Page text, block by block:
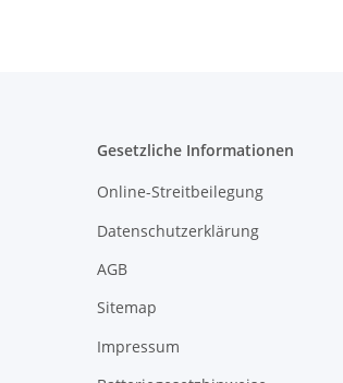
Gesetzliche Informationen
Online-Streitbeilegung
Datenschutzerklärung
AGB
Sitemap
Impressum